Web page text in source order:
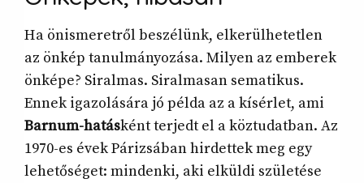
Ha önismeretről beszélünk, elkerülhetetlen
az önkép tanulmányozása. Milyen az emberek
önképe? Siralmas. Siralmasan sematikus.
Ennek igazolására jó példa az a kísérlet, ami
Barnum-hatásként terjedt el a köztudatban. Az
1970-es évek Párizsában hirdettek meg egy
lehetőséget: mindenki, aki elküldi születése